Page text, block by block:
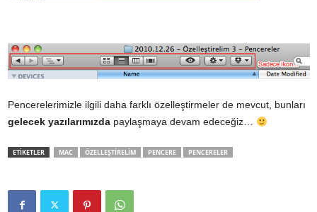
Pencerelerimizle ilgili daha farklı özelleştirmeler de mevcut, bunları
gelecek yazılarımızda paylaşmaya devam edeceğiz…
ETİKETLER MAC ÖZELLEŞTIRELIM PENCERE PENCERELER